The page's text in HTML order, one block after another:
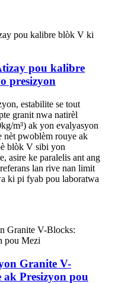
pou kalibre
presizyon
estabilite se tout
granit nwa natirèl
m³) ak yon evalyasyon
nèt pwoblèm rouye ak
blòk V sibi yon
asire ke paralelis ant ang
lan rive nan limit
ki pi fyab pou laboratwa
Granite V-
Presizyon pou